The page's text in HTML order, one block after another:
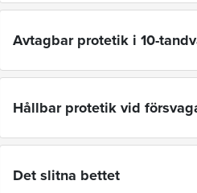
Avtagbar protetik i 10-
Hållbar protetik vid
Det slitna bettet